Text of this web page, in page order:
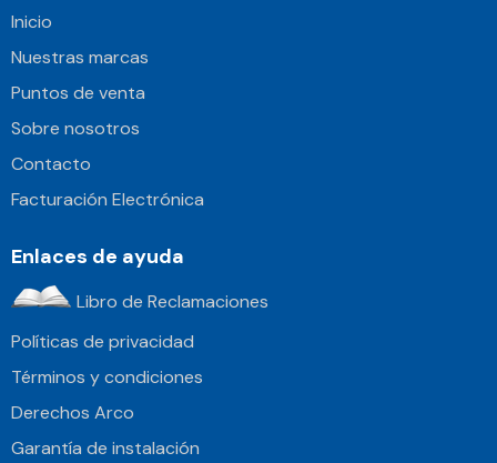
Inicio
Nuestras marcas
Puntos de venta
Sobre nosotros
Contacto
Facturación Electrónica
Enlaces de ayuda
Libro de Reclamaciones
Políticas de privacidad
Términos y condiciones
Derechos Arco
Garantía de instalación